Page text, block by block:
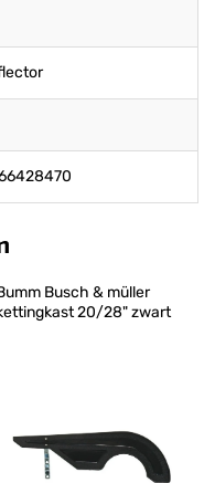
Busch & müller
20/28" zwart